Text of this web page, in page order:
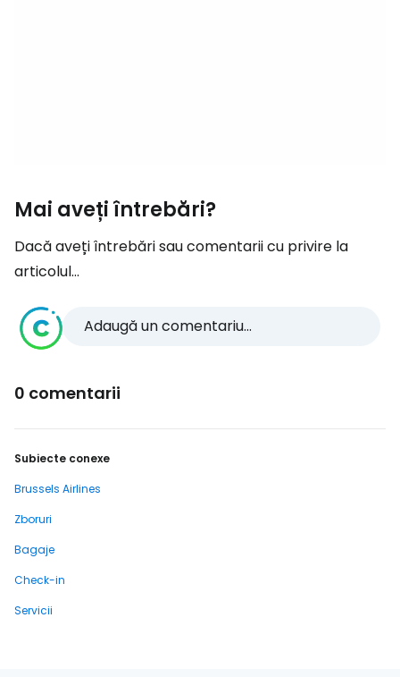
Mai aveți întrebări?
Dacă aveți întrebări sau comentarii cu privire la
articolul...
Adaugă un comentariu...
0 comentarii
Subiecte conexe
Brussels Airlines
Zboruri
Bagaje
Check-in
Servicii